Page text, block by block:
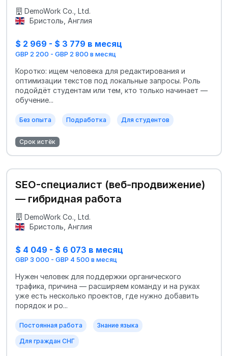
DemoWork Co., Ltd.
Бристоль, Англия
$ 2 969 - $ 3 779 в месяц
GBP 2 200 - GBP 2 800 в месяц
Коротко: ищем человека для редактирования и
оптимизации текстов под локальные запросы. Роль
подойдёт студентам или тем, кто только начинает —
обучение...
Без опыта Подработка Для студентов
Срок истёк
SEO-специалист (веб-продвижение)
— гибридная работа
DemoWork Co., Ltd.
Бристоль, Англия
$ 4 049 - $ 6 073 в месяц
GBP 3 000 - GBP 4 500 в месяц
Нужен человек для поддержки органического
трафика, причина — расширяем команду и на руках
уже есть несколько проектов, где нужно добавить
порядок и ро...
Постоянная работа Знание языка
Для граждан СНГ